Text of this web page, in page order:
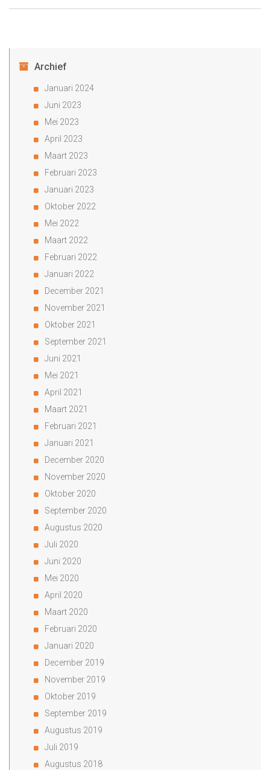
Archief
Januari 2024
Juni 2023
Mei 2023
April 2023
Maart 2023
Februari 2023
Januari 2023
Oktober 2022
Mei 2022
Maart 2022
Februari 2022
Januari 2022
December 2021
November 2021
Oktober 2021
September 2021
Juni 2021
Mei 2021
April 2021
Maart 2021
Februari 2021
Januari 2021
December 2020
November 2020
Oktober 2020
September 2020
Augustus 2020
Juli 2020
Juni 2020
Mei 2020
April 2020
Maart 2020
Februari 2020
Januari 2020
December 2019
November 2019
Oktober 2019
September 2019
Augustus 2019
Juli 2019
Augustus 2018